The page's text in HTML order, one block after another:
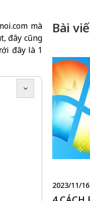
mà
đây cũng
đây là 1
Bài
2023/11/16